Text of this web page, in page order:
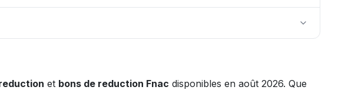
et bons de reduction Fnac disponibles en août 2026. Que